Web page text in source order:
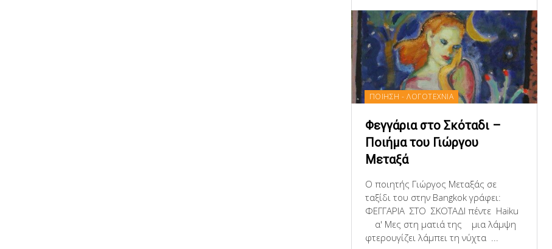
ΠΟΙΗΣΗ - ΛΟΓΟΤΕΧΝΙΑ
Φεγγάρια στο Σκόταδι –
Ποιήμα του Γιώργου
Μεταξά
Ο ποιητής Γιώργος Μεταξάς σε
ταξίδι του στην Bangkok γράφει:
ΦΕΓΓΑΡΙΑ ΣΤΟ ΣΚΟΤΑΔΙ πέντε Haiku
α' Μες στη ματιά της μια λάμψη
φτερουγίζει λάμπει τη νύχτα ...